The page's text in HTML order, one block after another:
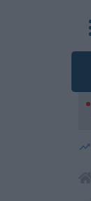
οι δύο